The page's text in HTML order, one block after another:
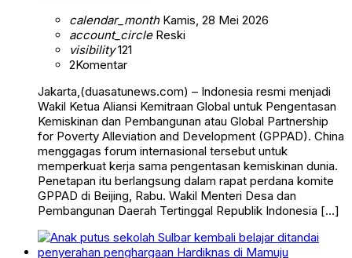
calendar_monthKamis, 28 Mei 2026
account_circleReski
visibility121
2Komentar
Jakarta,(duasatunews.com) – Indonesia resmi menjadi
Wakil Ketua Aliansi Kemitraan Global untuk Pengentasan
Kemiskinan dan Pembangunan atau Global Partnership
for Poverty Alleviation and Development (GPPAD). China
menggagas forum internasional tersebut untuk
memperkuat kerja sama pengentasan kemiskinan dunia.
Penetapan itu berlangsung dalam rapat perdana komite
GPPAD di Beijing, Rabu. Wakil Menteri Desa dan
Pembangunan Daerah Tertinggal Republik Indonesia […]